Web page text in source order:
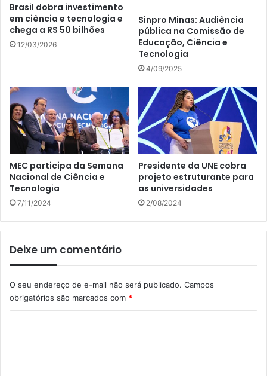
Brasil dobra investimento
em ciência e tecnologia e
chega a R$ 50 bilhões
12/03/2026
Sinpro Minas: Audiência
pública na Comissão de
Educação, Ciência e
Tecnologia
4/09/2025
MEC participa da Semana
Nacional de Ciência e
Tecnologia
7/11/2024
Presidente da UNE cobra
projeto estruturante para
as universidades
2/08/2024
Deixe um comentário
O seu endereço de e-mail não será publicado. Campos
obrigatórios são marcados com *